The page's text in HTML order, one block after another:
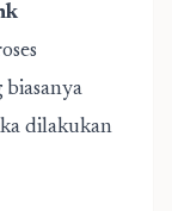
dilakukan